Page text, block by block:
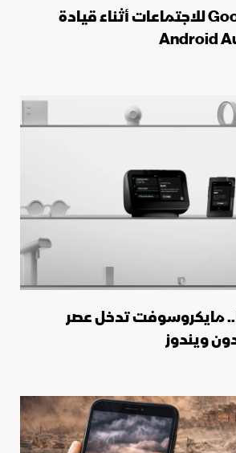
خدمة Google Meet للاجتماعات أثناء قيادة
Project Solara.. مايكروسوفت تدخل عصر
ويندوز